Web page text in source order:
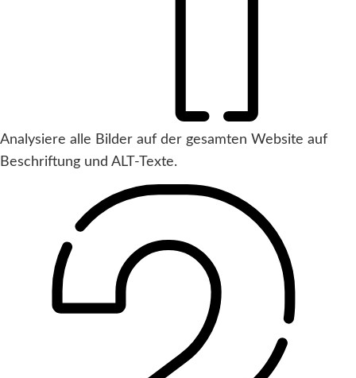
Analysiere alle Bilder auf der gesamten Website auf
Beschriftung und ALT-Texte.